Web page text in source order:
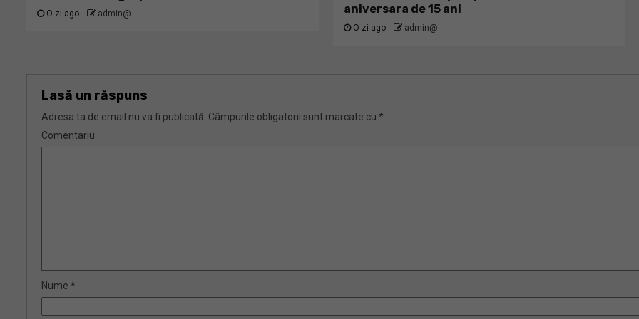
O zi ago admin@
aniversara de 15 ani
O zi ago admin@
Lasă un răspuns
Adresa ta de email nu va fi publicată. Câmpurile obligatorii sunt marcate cu *
Comentariu
Nume *